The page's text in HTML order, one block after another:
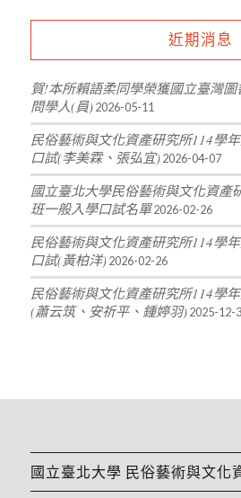
近期消息
賀!本所賴語柔同學榮獲國立臺灣
問學人(員) 2026-05-11
民俗藝術與文化資產研究所114學
口試(李美霖、張弘宜) 2026-04-07
國立臺北大學民俗藝術與文化資產
班一般入學口試名單 2026-02-26
民俗藝術與文化資產研究所114學
口試(黃柏洋) 2026-02-26
民俗藝術與文化資產研究所114學
(蕭云筑、安祈平、鍾婷羽) 2025-12-
國立臺北大學 民俗藝術與文化